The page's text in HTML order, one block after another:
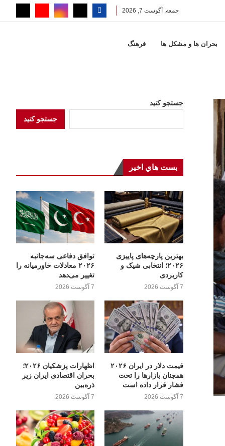
جمعه, آگوست 7, 2026
بحران ها و مشكل ها فرهنگ
جستجو کنید
جستجو کنید
بست هاي اخير
بهترین پارچه‌های پاییزی
۲۰۲۶؛ انتخابی شیک و
کاربردی
7 آگوست 2026
توافق دفاعی سه‌جانبه
۲۰۲۶ معادلات خاورمیانه را
تغییر می‌دهد
7 آگوست 2026
قیمت دلار در ایران ۲۰۲۶
همچنان بازارها را تحت
فشار قرار داده است
7 آگوست 2026
اظهارات پزشکیان ۲۰۲۶؛
بحران اقتصادی ایران زیر
ذره‌بین
7 آگوست 2026